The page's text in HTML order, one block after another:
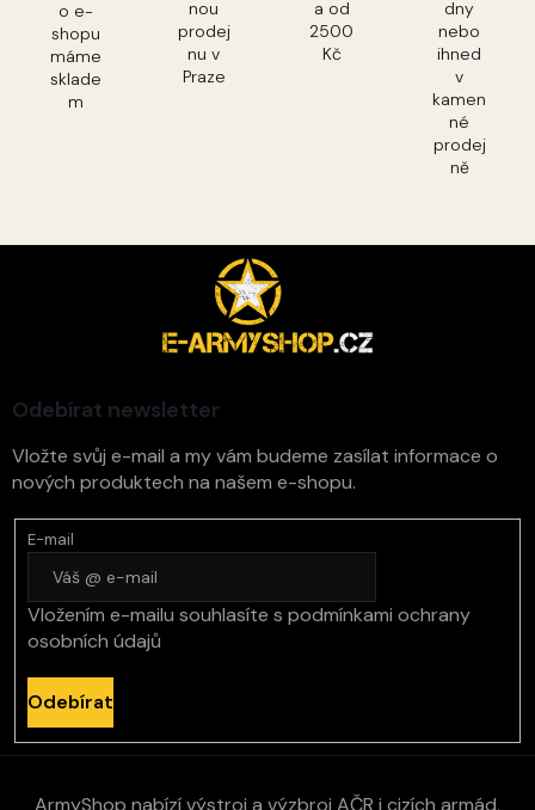
o e-
shopu
máme
sklade
m
nou
prodej
nu v
Praze
a od
2500
Kč
dny
nebo
ihned
v
kamen
né
prodej
ně
Odebírat newsletter
Vložte svůj e-mail a my vám budeme zasílat informace o
nových produktech na našem e-shopu.
E-mail
Vložením e-mailu souhlasíte s podmínkami ochrany
osobních údajů
Odebírat
ArmyShop nabízí výstroj a výzbroj AČR i cizích armád,